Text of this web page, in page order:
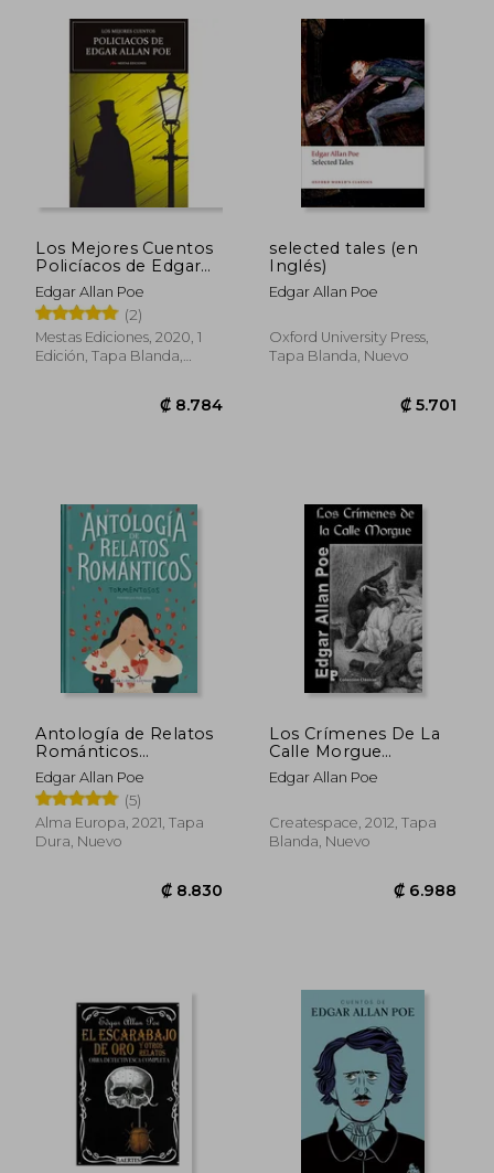
₡ 5.979
₡ 6.213
Los Mejores Cuentos
Policíacos de Edgar
Allan poe
Edgar Allan Poe
(2)
Mestas Ediciones, 2020, 1
Edición, Tapa Blanda,
selected tales (en
Inglés)
Edgar Allan Poe
Oxford University Press,
Tapa Blanda, Nuevo
Antología de Relatos
Románticos
Tormentosos
Edgar Allan Poe
(5)
Alma Europa, 2021, Tapa
Dura, Nuevo
Los Crímenes De La
Calle Morgue
(spanish Edition)
Edgar Allan Poe
Createspace, 2012, Tapa
Blanda, Nuevo